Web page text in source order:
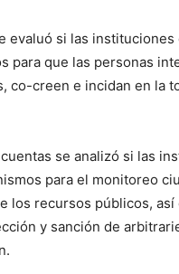
evaluó si las instituciones
para que las personas
co-creen e incidan en la
se analizó si las
para el monitoreo
los recursos públicos, así
y sanción de